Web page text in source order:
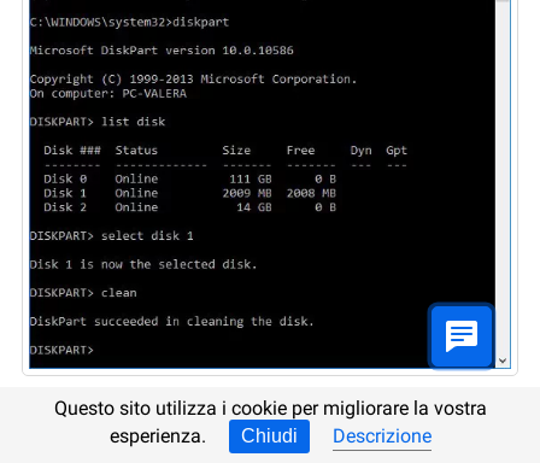
Eseguite laRiga di comandocome
Amministratore .
Questo sito utilizza i cookie per migliorare la vostra
esperienza.
Chiudi Descrizione